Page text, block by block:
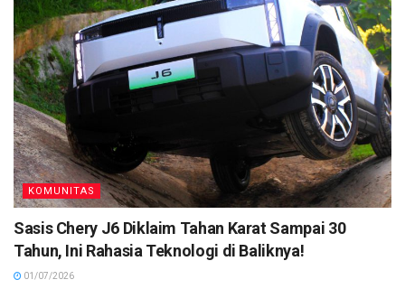
KOMUNITAS
Sasis Chery J6 Diklaim Tahan Karat Sampai 30
Tahun, Ini Rahasia Teknologi di Baliknya!
01/07/2026